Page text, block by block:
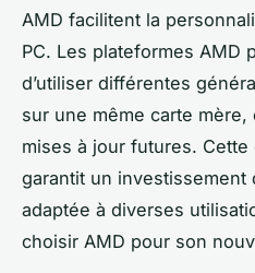
AMD facilitent la
PC. Les plateformes AMD
d’utiliser différentes
sur une même carte
mises à jour futures.
garantit un investissement
adaptée à diverses
choisir AMD pour son